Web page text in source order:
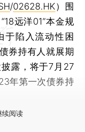
/02628.HK）围
远洋01”本金规
于陷入流动性困
券持有人就展期
露，将于7月27
年第一次债券持
续阅读